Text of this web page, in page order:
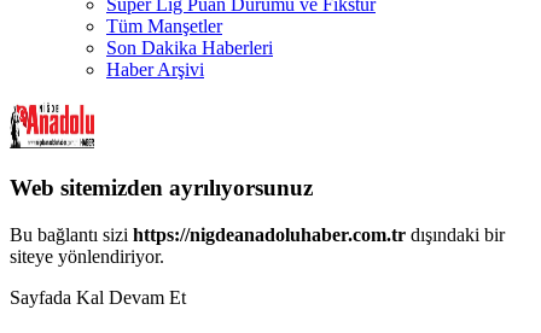
Tüm Manşetler
Son Dakika Haberleri
Haber Arşivi
Web sitemizden ayrılıyorsunuz
Bu bağlantı sizi https://nigdeanadoluhaber.com.tr dışındaki bir
siteye yönlendiriyor.
Sayfada Kal Devam Et